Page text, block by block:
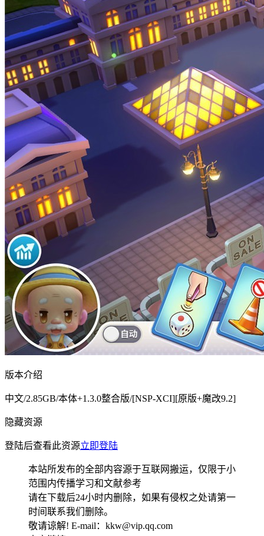
版本介绍
中文/2.85GB/本体+1.3.0整合版/[NSP-XCI][原版+魔改9.2]
隐藏资源
登陆后查看此资源立即登陆
本站所发布的全部内容源于互联网搬运，仅限于小
范围内传播学习和文献参考
请在下载后24小时内删除，如果有侵权之处请第一
时间联系我们删除。
敬请谅解! E-mail：kkw@vip.qq.com